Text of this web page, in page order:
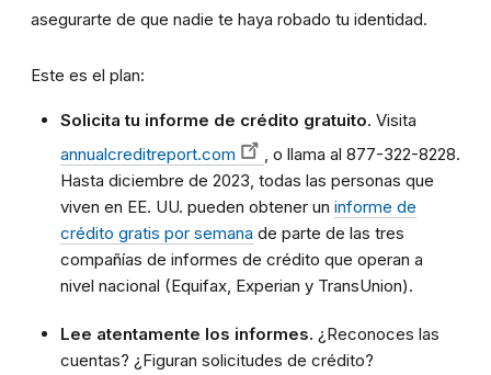
asegurarte de que nadie te haya robado tu identidad.
Este es el plan:
Solicita tu informe de crédito gratuito. Visita
annualcreditreport.com
, o llama al 877-322-8228.
Hasta diciembre de 2023, todas las personas que
viven en EE. UU. pueden obtener un informe de
crédito gratis por semana de parte de las tres
compañías de informes de crédito que operan a
nivel nacional (Equifax, Experian y TransUnion).
Lee atentamente los informes. ¿Reconoces las
cuentas? ¿Figuran solicitudes de crédito?